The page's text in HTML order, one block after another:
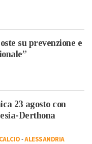
su prevenzione e
23 agosto con
Derthona
-ALESSANDRIA